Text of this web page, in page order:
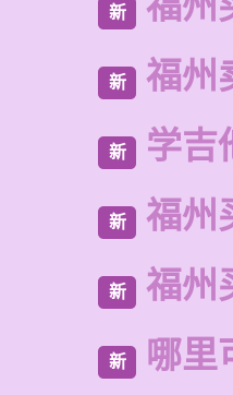
新
新 福州
新 学吉
新 福州
新 福州
新 哪里